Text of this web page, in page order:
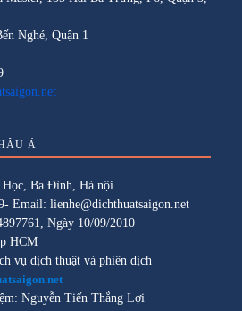
Nghé, Quận 1
Á
Ba Đình, Hà nội
Email: lienhe@dichthuatsaigon.net
Ngày 10/09/2010
HCM
vụ dịch thuật và phiên dịch
Nguyễn Tiến Thắng Lợi